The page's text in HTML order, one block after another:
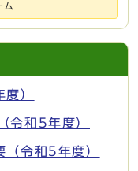
ム
）
令和5年度）
令和5年度）